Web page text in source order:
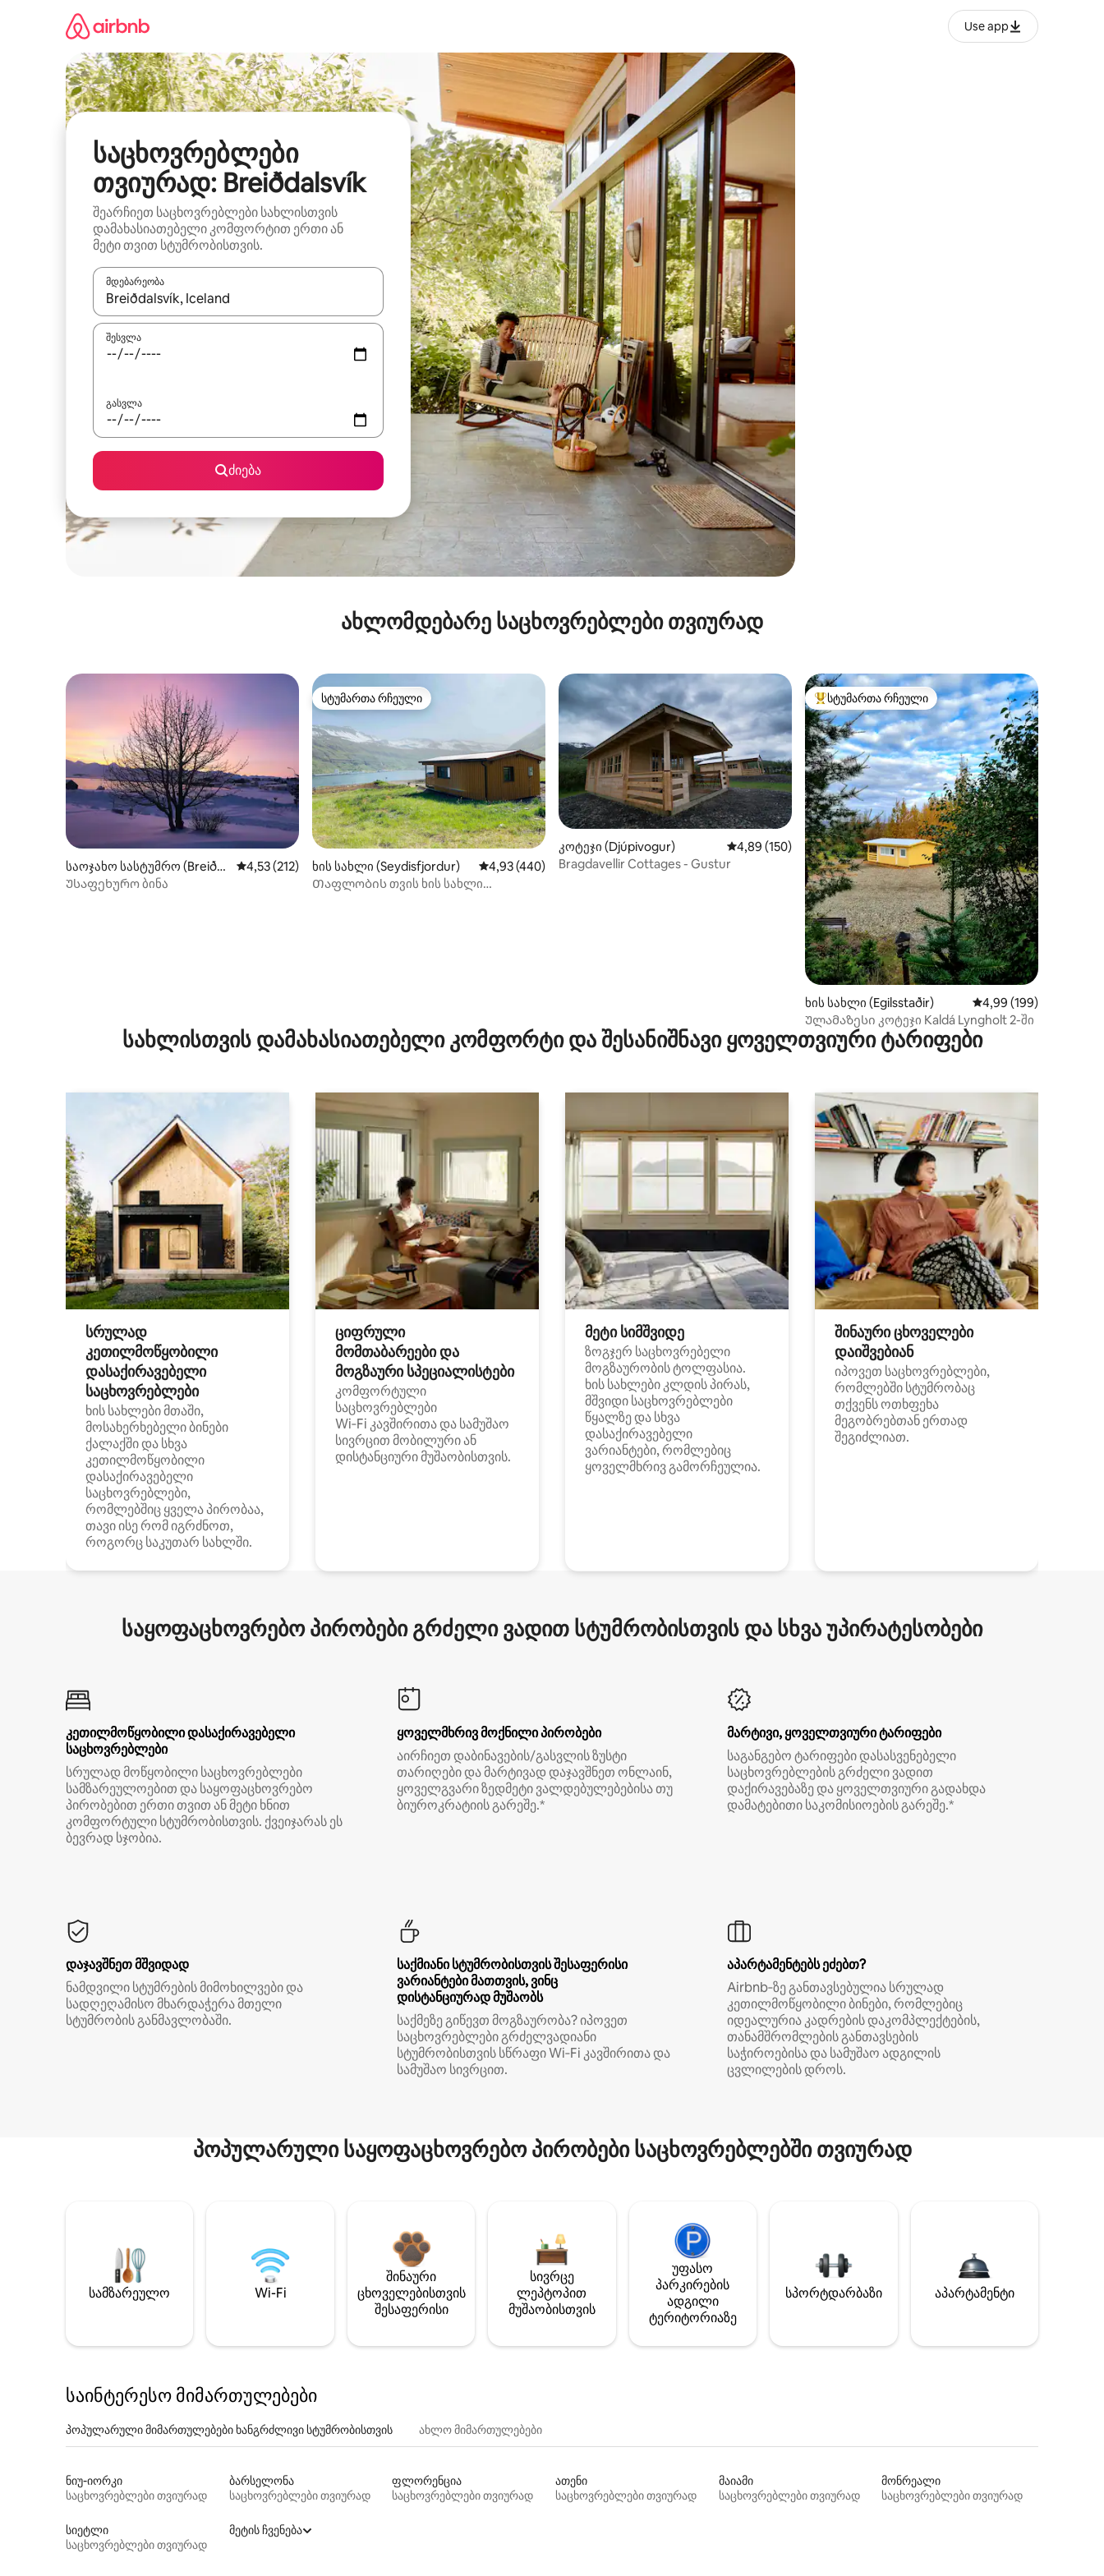
Use app
საცხოვრებლები
თვიურად: Breiðdalsvík
შეარჩიეთ საცხოვრებლები სახლისთვის
დამახასიათებელი კომფორტით ერთი ან
მეტი თვით სტუმრობისთვის.
მდებარეობა
როცა შედეგები ხელმისაწვდომი გახდება, ნავიგაციისთვის გამოიყენეთ კლავიშები ზემოთ/ქვემოთ მიმართული ისრებით ან შეხებისა თუ თითის გასმის ჟესტები.
შესვლა
გასვლა
ძიება
ახლომდებარე საცხოვრებლები თვიურად
საოჯახო სასტუმრო (Breiðd
alsvík)
საშუალო შეფასებაა 5‑დან 4,53, 212 მიმოხილვა
4,53 (212)
Უსაფეხურო ბინა
სტუმართა რჩეული
სტუმართა რჩეული
ხის სახლი (Seydisfjordur) საშუალო შეფასებაა 5‑დან 4,93, 440 მიმოხილვა
4,93 (440)
Თაფლობის თვის ხის სახლი
კოტეჯი (Djúpivogur) საშუალო შეფასებაა 5‑დან 4,89, 150 მიმოხილვა
4,89 (150)
Bragdavellir Cottages - Gustur
სტუმართა რჩეული მოწინავე ვარიანტი
სტუმართა რჩეული
ხის სახლი (Egilsstaðir) საშუალო შეფასებაა
4,99 (199)
Ულამაზესი კოტეჯი Kaldá Lyngholt 2-ში
სახლისთვის დამახასიათებელი კომფორტი და შესანიშნავი ყოველთვიური ტარიფები
სრულად
კეთილმოწყობილი
დასაქირავებელი
საცხოვრებლები
ხის სახლები მთაში,
მოსახერხებელი ბინები
ქალაქში და სხვა
კეთილმოწყობილი
დასაქირავებელი
საცხოვრებლები,
რომლებშიც ყველა პირობაა,
თავი ისე რომ იგრძნოთ,
როგორც საკუთარ სახლში.
ციფრული
მომთაბარეები და
მოგზაური სპეციალისტები
კომფორტული
საცხოვრებლები
Wi‑Fi კავშირითა და სამუშაო
სივრცით მობილური ან
დისტანციური მუშაობისთვის.
მეტი სიმშვიდე
ზოგჯერ საცხოვრებელი
მოგზაურობის ტოლფასია.
ხის სახლები კლდის პირას,
მშვიდი საცხოვრებლები
წყალზე და სხვა
დასაქირავებელი
ვარიანტები, რომლებიც
ყოველმხრივ გამორჩეულია.
შინაური ცხოველები
დაიშვებიან
იპოვეთ საცხოვრებლები,
რომლებში სტუმრობაც
თქვენს ოთხფეხა
მეგობრებთან ერთად
შეგიძლიათ.
საყოფაცხოვრებო პირობები გრძელი ვადით სტუმრობისთვის და სხვა უპირატესობები
კეთილმოწყობილი დასაქირავებელი
საცხოვრებლები
სრულად მოწყობილი საცხოვრებლები
სამზარეულოებით და საყოფაცხოვრებო
პირობებით ერთი თვით ან მეტი ხნით
კომფორტული სტუმრობისთვის. ქვეიჯარას ეს
ბევრად სჯობია.
ყოველმხრივ მოქნილი პირობები
აირჩიეთ დაბინავების/გასვლის ზუსტი
თარიღები და მარტივად დაჯავშნეთ ონლაინ,
ყოველგვარი ზედმეტი ვალდებულებებისა თუ
ბიუროკრატიის გარეშე.*
მარტივი, ყოველთვიური ტარიფები
საგანგებო ტარიფები დასასვენებელი
საცხოვრებლების გრძელი ვადით
დაქირავებაზე და ყოველთვიური გადახდა
დამატებითი საკომისიოების გარეშე.*
დაჯავშნეთ მშვიდად
ნამდვილი სტუმრების მიმოხილვები და
სადღეღამისო მხარდაჭერა მთელი
სტუმრობის განმავლობაში.
საქმიანი სტუმრობისთვის შესაფერისი
ვარიანტები მათთვის, ვინც
დისტანციურად მუშაობს
საქმეზე გიწევთ მოგზაურობა? იპოვეთ
საცხოვრებლები გრძელვადიანი
სტუმრობისთვის სწრაფი Wi‑Fi კავშირითა და
სამუშაო სივრცით.
აპარტამენტებს ეძებთ?
Airbnb‑ზე განთავსებულია სრულად
კეთილმოწყობილი ბინები, რომლებიც
იდეალურია კადრების დაკომპლექტების,
თანამშრომლების განთავსების
საჭიროებისა და სამუშაო ადგილის
ცვლილების დროს.
პოპულარული საყოფაცხოვრებო პირობები საცხოვრებლებში თვიურად
სამზარეულო Wi-Fi
შინაური
ცხოველებისთვის
შესაფერისი
სივრცე
ლეპტოპით
მუშაობისთვის
უფასო
პარკირების
ადგილი
ტერიტორიაზე
სპორტდარბაზი აპარტამენტი
საინტერესო მიმართულებები
პოპულარული მიმართულებები ხანგრძლივი სტუმრობისთვის ახლო მიმართულებები
ნიუ-იორკი
საცხოვრებლები თვიურად
ბარსელონა
საცხოვრებლები თვიურად
ფლორენცია
საცხოვრებლები თვიურად
ათენი
საცხოვრებლები თვიურად
მაიამი
საცხოვრებლები თვიურად
მონრეალი
საცხოვრებლები თვიურად
სიეტლი
საცხოვრებლები თვიურად
მეტის ჩვენება